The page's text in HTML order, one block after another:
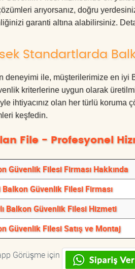
arıyorsanız, doğru
garanti altına alabilirsiniz.
Standartlarda
deneyimi ile, müşterilerimize en iyi
kriterlerine uygun olarak
ihtiyacınız olan her türlü koruma
keşfedin.
File - Profesyonel
Güvenlik Filesi Firması Hakkında
Balkon Güvenlik Filesi Firması
Balkon Güvenlik Filesi Hizmeti
Güvenlik Filesi Satış ve Montaj
Görüşme için